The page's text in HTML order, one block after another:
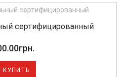
сертифицированный
КУПИТЬ